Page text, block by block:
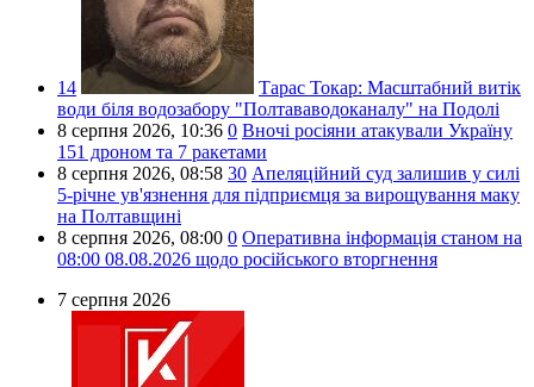
14 Тарас Токар: Масштабний витік
води біля водозабору "Полтававодоканалу" на Подолі
8 серпня 2026, 10:36 0 Вночі росіяни атакували Україну
151 дроном та 7 ракетами
8 серпня 2026, 08:58 30 Апеляційний суд залишив у силі
5-річне ув'язнення для підприємця за вирощування маку
на Полтавщині
8 серпня 2026, 08:00 0 Оперативна інформація станом на
08:00 08.08.2026 щодо російського вторгнення
7 серпня 2026